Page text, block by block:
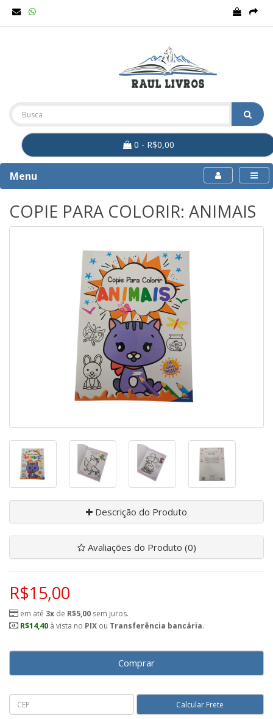
0 - R$0,00
Menu
COPIE PARA COLORIR: ANIMAIS
Descrição do Produto
Avaliações do Produto (0)
R$15,00
em até 3x de R$5,00 sem juros.
R$14,40 à vista no PIX ou Transferência bancária.
Comprar